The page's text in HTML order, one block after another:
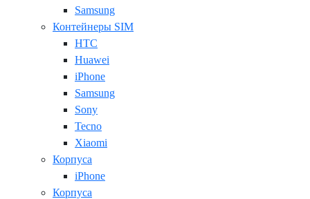
Samsung
Контейнеры SIM
HTC
Huawei
iPhone
Samsung
Sony
Tecno
Xiaomi
Корпуса
iPhone
Корпуса